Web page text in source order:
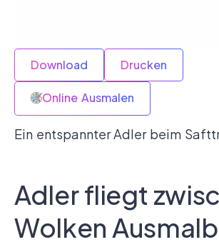
Download Drucken
Online Ausmalen
Ein entspannter Adler beim
Adler fliegt
Wolken